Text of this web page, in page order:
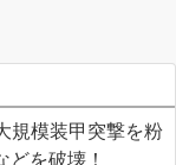
規模装甲突撃を粉
を破壊！